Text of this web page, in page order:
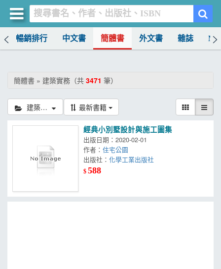
暢銷排行 中文書 簡體書 外文書 雜誌
簡體書 » 建築實務（共 3471 筆）
建築實務 最新書籍
經典小別墅設計與施工圖集
出版日期：2020-02-01
作者：住宅公園
出版社：化學工業出版社
$588
買書網
書店暢銷榜
簡體書
外文書